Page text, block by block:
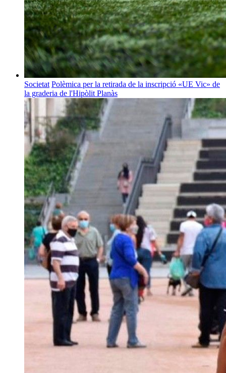
Societat Polèmica per la retirada de la inscripció «UE Vic» de
la graderia de l'Hipòlit Planàs